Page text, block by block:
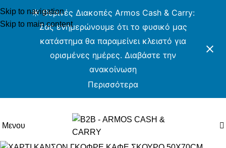
Skip to navigation
Skip to main content
☀️ Θερινές Διακοπές Armos Cash & Carry:
Σας ενημερώνουμε ότι το φυσικό μας
κατάστημα θα παραμείνει κλειστό για
ορισμένες ημέρες. Διαβάστε την
ανακοίνωση
Περισσότερα
Μενου